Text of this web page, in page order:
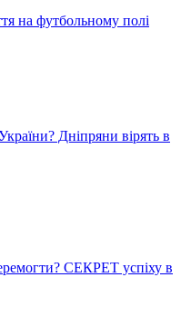
футбольному полі
Дніпряни вірять в
СЕКРЕТ успіху в